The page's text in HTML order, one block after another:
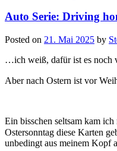
Auto Serie: Driving
Posted on 21. Mai 2025 by
…ich weiß, dafür ist es noch
Aber nach Ostern ist vor
Ein bisschen seltsam kam
Ostersonntag diese Karten
unbedingt aus meinem Kopf